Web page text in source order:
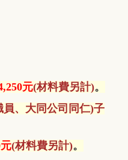
元(材料費另計)。
、大同公司同仁)子
(材料費另計)。